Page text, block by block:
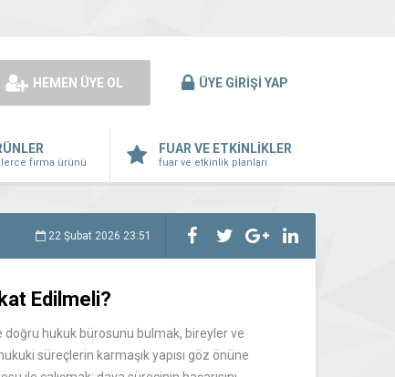
HEMEN ÜYE OL ÜYE GİRİŞİ YAP
firma ürünü
FUAR VE ETKİNLİKLER
fuar ve etkinlik planları
22 Şubat 2026 23:51
Edilmeli?
hukuk bürosunu bulmak, bireyler ve
süreçlerin karmaşık yapısı göz önüne